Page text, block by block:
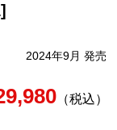
2024年9月 発売
（税込）